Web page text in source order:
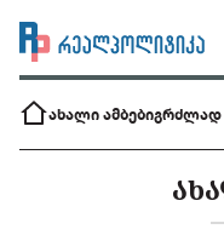
ახალი ამბებიგრძლად